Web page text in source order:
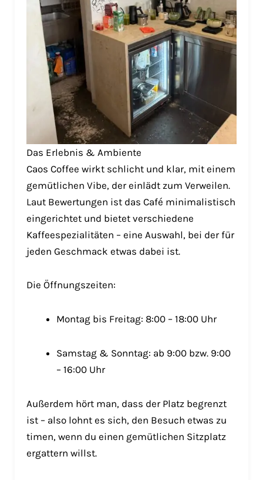
Das Erlebnis & Ambiente
Caos Coffee wirkt schlicht und klar, mit einem
gemütlichen Vibe, der einlädt zum Verweilen.
Laut Bewertungen ist das Café minimalistisch
eingerichtet und bietet verschiedene
Kaffeespezialitäten – eine Auswahl, bei der für
jeden Geschmack etwas dabei ist.
Die Öffnungszeiten:
Montag bis Freitag: 8:00 – 18:00 Uhr
Samstag & Sonntag: ab 9:00 bzw. 9:00
– 16:00 Uhr
Außerdem hört man, dass der Platz begrenzt
ist – also lohnt es sich, den Besuch etwas zu
timen, wenn du einen gemütlichen Sitzplatz
ergattern willst.